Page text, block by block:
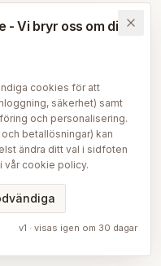
Vi bryr oss om din
cookies för att
säkerhet) samt
och personalisering.
betallösningar) kan
ändra ditt val i sidfoten
vår cookie policy.
upplevelse använder
sök- och
av vårt redaktionella
v1 · visas igen om 30 dagar